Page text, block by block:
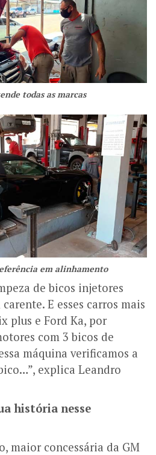
todas as marcas
em alinhamento
de bicos injetores
E esses carros mais
plus e Ford Ka, por
com 3 bicos de
máquina verificamos a
explica Leandro
história nesse
maior concessária da GM